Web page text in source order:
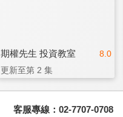
8.0
期權先生 投資教室
更新至第 2 集
客服專線：02-7707-0708